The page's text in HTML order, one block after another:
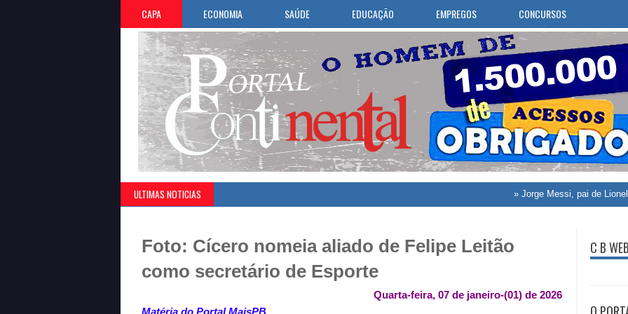
CAPA ECONOMIA SAÚDE EDUCAÇÃO EMPREGOS CONCURSOS
ULTIMAS NOTICIAS Jorge Messi, pai de Lionel Messi,
Foto: Cícero nomeia aliado de Felipe Leitão
como secretário de Esporte
Quarta-feira, 07 de janeiro-(01) de 2026
Matéria do Portal MaisPB
C B